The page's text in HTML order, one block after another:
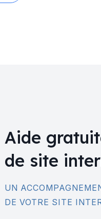
Aide
de site
UN
DE VOTRE SITE